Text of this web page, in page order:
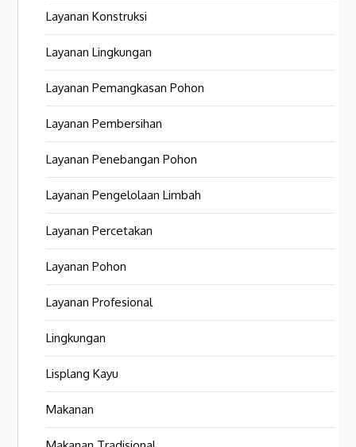
Layanan Konstruksi
Layanan Lingkungan
Layanan Pemangkasan Pohon
Layanan Pembersihan
Layanan Penebangan Pohon
Layanan Pengelolaan Limbah
Layanan Percetakan
Layanan Pohon
Layanan Profesional
Lingkungan
Lisplang Kayu
Makanan